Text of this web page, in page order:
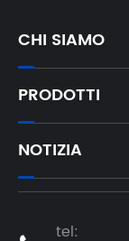
CHI SIAMO
PRODOTTI
NOTIZIA
tel: